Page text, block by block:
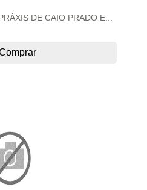
DE CAIO PRADO E...